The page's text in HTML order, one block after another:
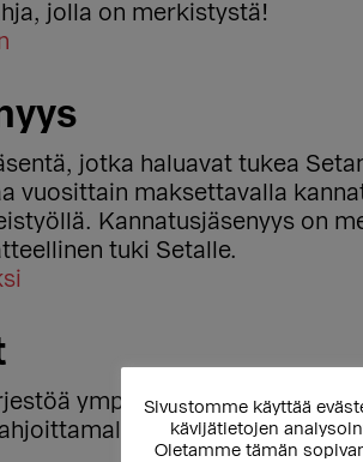
jolla on merkistystä!
jotka haluavat tukea
vuosittain maksettavalla
Kannatusjäsenyys on
tuki Setalle.
ympäri Suomen. Voit
Sivustomme käyttää
kävijätietojen
Oletamme tämän